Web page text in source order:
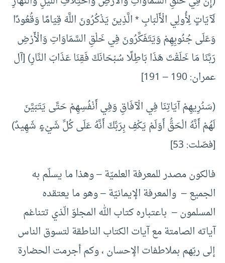
لَآيَاتٍ لِأُولِي الْأَلْبَابِ * الَّذِينَ يَذْكُرُونَ اللَّهَ قِيَامًا وَقُعُودًا
وَعَلَى جُنُوبِهِمْ وَيَتَفَكَّرُونَ فِي خَلْقِ السَّمَاوَاتِ وَالْأَرْضِ
رَبَّنَا مَا خَلَقْتَ هَذَا بَاطِلًا سُبْحَانَكَ فَقِنَا عَذَابَ النَّارِ) [آل
عمران: 190 – 191]
(سَنُرِيهِمْ آيَاتِنَا فِي الْآفَاقِ وَفِي أَنْفُسِهِمْ حَتَّى يَتَبَيَّنَ
لَهُمْ أَنَّهُ الْحَقُّ أَوَلَمْ يَكْفِ بِرَبِّكَ أَنَّهُ عَلَى كُلِّ شَيْءٍ شَهِيدٌ)
[فصّلت: 53]
فالكون مصدر للمعرفة العلميّة – وهذا ما يسلّم به
الجميع – والمعرفة الإيمانيّة – وهو ما يعتقده
المسلمون – باعتباره كتاب الله المجلوّ الّذي تتناغم
آياته الصامتة مع آيات الكتاب الناطقة لتسوق الناس
إلى ربّهم بملاطفات الإحسان ، وكم أجرمت الحضارة